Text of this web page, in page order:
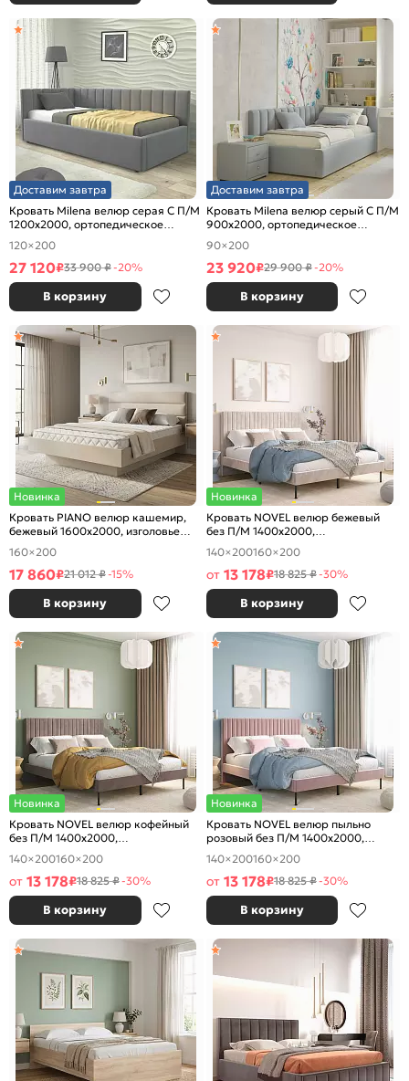
Доставим завтра
Кровать Milena велюр серая С П/М
1200x2000, ортопедическое
основание, изголовье мягкое
120×200
27 120₽33 900 ₽-20%
В корзину
Доставим завтра
Кровать Milena велюр серый С П/М
900x2000, ортопедическое
основание, изголовье мягкое
90×200
23 920₽29 900 ₽-20%
В корзину
Новинка
Кровать PIANO велюр кашемир,
бежевый 1600x2000, изголовье
мягкое
160×200
17 860₽21 012 ₽-15%
В корзину
Новинка
Кровать NOVEL велюр бежевый
без П/М 1400x2000,
ортопедическое основание,
изголовье мягкое
140×200160×200
от 13 178₽18 825 ₽-30%
В корзину
Новинка
Кровать NOVEL велюр кофейный
без П/М 1400x2000,
ортопедическое основание,
изголовье мягкое
140×200160×200
от 13 178₽18 825 ₽-30%
В корзину
Новинка
Кровать NOVEL велюр пыльно
розовый без П/М 1400x2000,
ортопедическое основание,
изголовье мягкое
140×200160×200
от 13 178₽18 825 ₽-30%
В корзину